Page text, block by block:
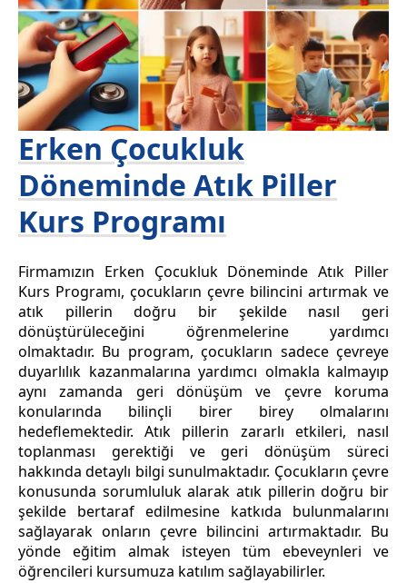
Erken Çocukluk
Döneminde Atık Piller
Kurs Programı
Firmamızın Erken Çocukluk Döneminde Atık Piller
Kurs Programı, çocukların çevre bilincini artırmak ve
atık pillerin doğru bir şekilde nasıl geri
dönüştürüleceğini öğrenmelerine yardımcı
olmaktadır. Bu program, çocukların sadece çevreye
duyarlılık kazanmalarına yardımcı olmakla kalmayıp
aynı zamanda geri dönüşüm ve çevre koruma
konularında bilinçli birer birey olmalarını
hedeflemektedir. Atık pillerin zararlı etkileri, nasıl
toplanması gerektiği ve geri dönüşüm süreci
hakkında detaylı bilgi sunulmaktadır. Çocukların çevre
konusunda sorumluluk alarak atık pillerin doğru bir
şekilde bertaraf edilmesine katkıda bulunmalarını
sağlayarak onların çevre bilincini artırmaktadır. Bu
yönde eğitim almak isteyen tüm ebeveynleri ve
öğrencileri kursumuza katılım sağlayabilirler.